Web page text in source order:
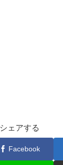
シェアする
Facebook